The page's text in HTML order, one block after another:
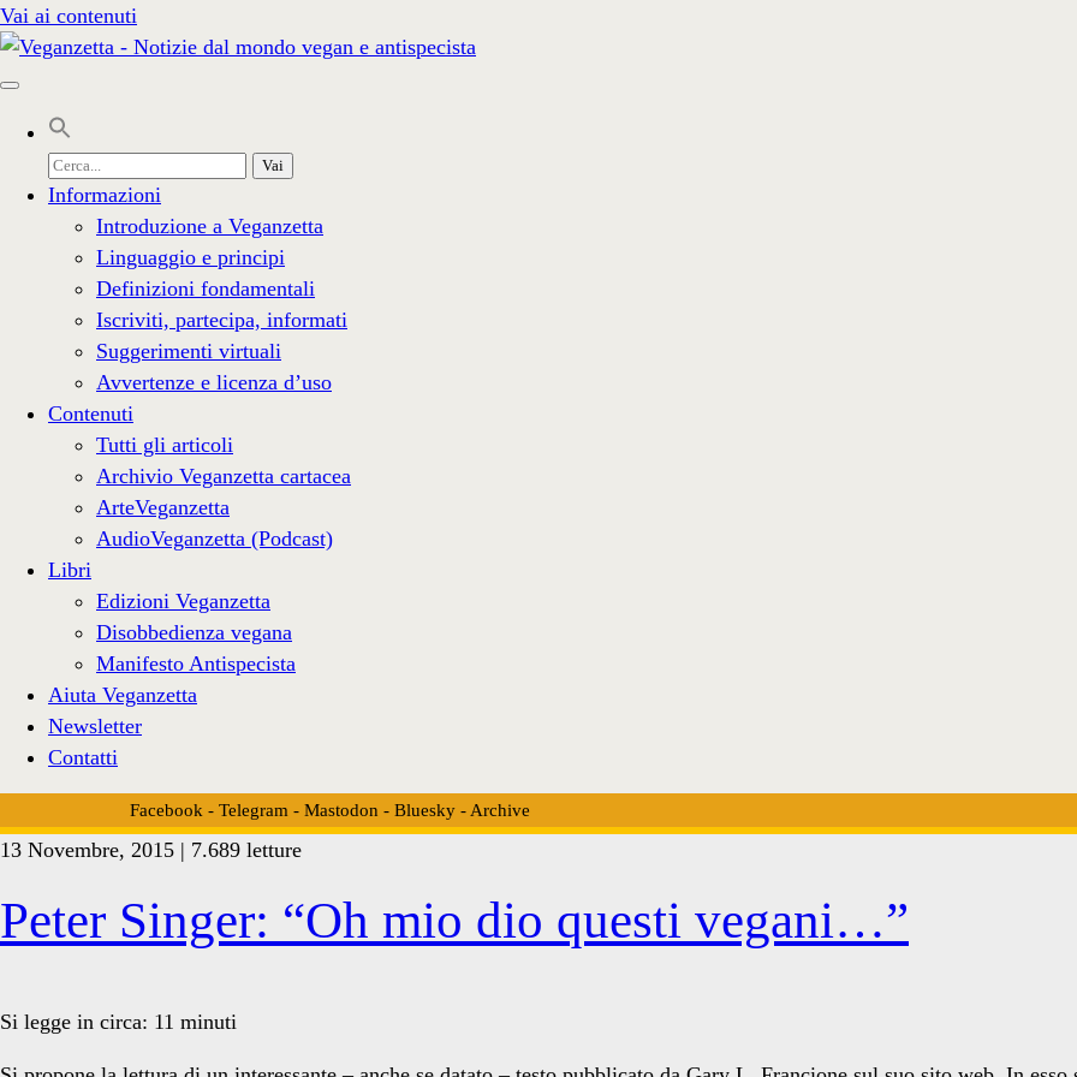
Vai ai contenuti
Cerca
per:
Informazioni
Introduzione a Veganzetta
Linguaggio e principi
Definizioni fondamentali
Iscriviti, partecipa, informati
Suggerimenti virtuali
Avvertenze e licenza d’uso
Contenuti
Tutti gli articoli
Archivio Veganzetta cartacea
ArteVeganzetta
AudioVeganzetta (Podcast)
Libri
Edizioni Veganzetta
Disobbedienza vegana
Manifesto Antispecista
Aiuta Veganzetta
Newsletter
Contatti
Facebook - Telegram - Mastodon - Bluesky- Archive
13 Novembre, 2015 | 7.689 letture
Peter Singer: “Oh mio dio questi vegani…”
Si legge in circa: 11 minuti